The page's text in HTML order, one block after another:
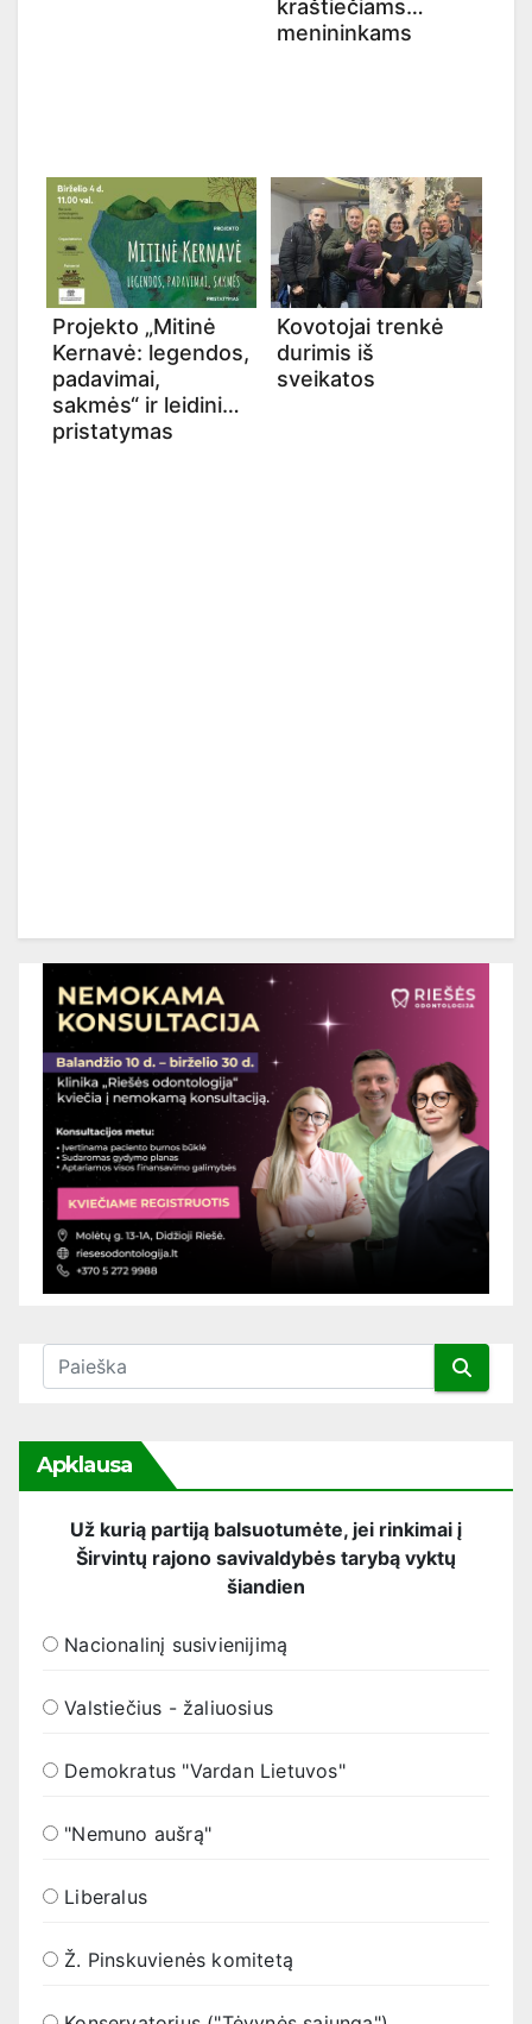
kraštiečiams
menininkams
Projekto „Mitinė
Kernavė: legendos,
padavimai,
sakmės“ ir leidinio
pristatymas
Kovotojai trenkė
durimis iš
sveikatos
Apklausa
Už kurią partiją balsuotumėte, jei rinkimai į
Širvintų rajono savivaldybės tarybą vyktų
šiandien
Nacionalinį susivienijimą
Valstiečius - žaliuosius
Demokratus "Vardan Lietuvos"
"Nemuno aušrą"
Liberalus
Ž. Pinskuvienės komitetą